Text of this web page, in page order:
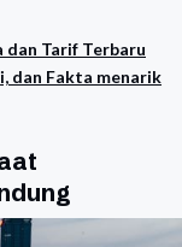
dan Tarif Terbaru
dan Fakta menarik